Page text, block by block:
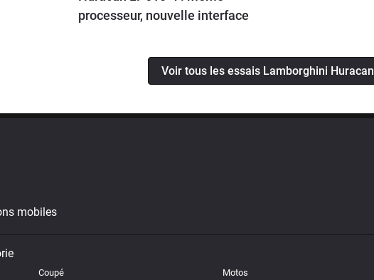
processeur, nouvelle interface
Voir tous les essais Lamborghini Huracan
mobiles
Coupé Motos